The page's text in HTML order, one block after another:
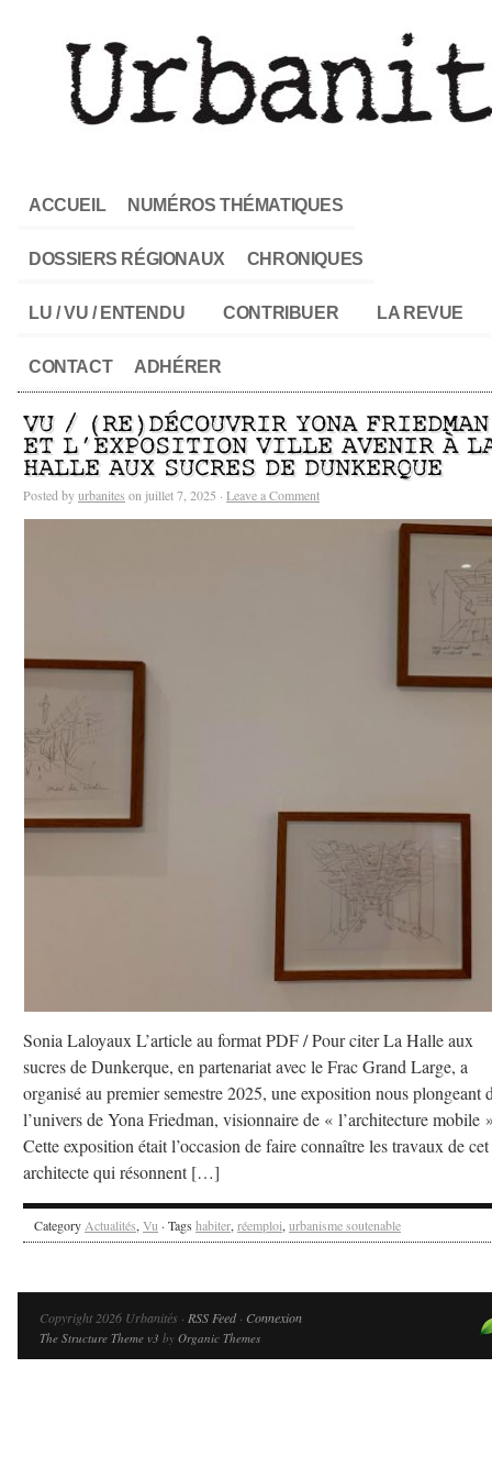
ACCUEIL NUMÉROS THÉMATIQUES
DOSSIERS RÉGIONAUX CHRONIQUES
LU / VU / ENTENDU CONTRIBUER LA REVUE
CONTACT ADHÉRER
VU / (RE)DÉCOUVRIR YONA FRIEDMAN
ET L’EXPOSITION VILLE AVENIR À
HALLE AUX SUCRES DE DUNKERQUE
Posted byurbanites on juillet 7, 2025 · Leave a Comment
Sonia Laloyaux L’article au format PDF / Pour citer La Halle aux
sucres de Dunkerque, en partenariat avec le Frac Grand Large, a
organisé au premier semestre 2025, une exposition nous plongeant
l’univers de Yona Friedman, visionnaire de « l’architecture mobile
Cette exposition était l’occasion de faire connaître les travaux de cet
architecte qui résonnent […]
Category Actualités, Vu · Tags habiter, réemploi, urbanisme soutenable
Copyright 2026 Urbanités · RSS Feed· Connexion
The Structure Theme v3 by Organic Themes